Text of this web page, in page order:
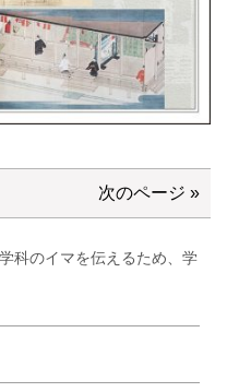
次のページ »
科のイマを伝えるため、学